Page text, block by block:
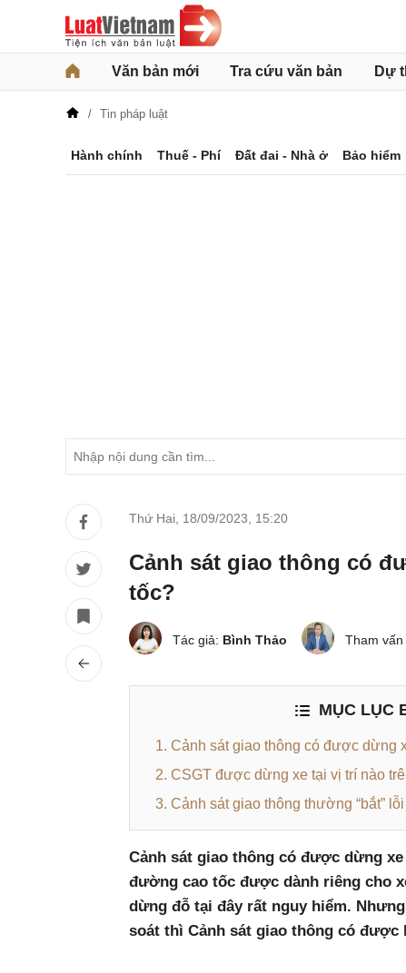
Văn bản mới Tra cứu văn bản Dự
Tin pháp luật
Hành chính Thuế - Phí Đất đai - Nhà ở Bảo hiểm
Thứ Hai, 18/09/2023 15:20
Cảnh sát giao thông có
tốc?
Tác giả: Bình Thảo Tham vấn
MỤC LỤC
1. Cảnh sát giao thông có được dừng
2. CSGT được dừng xe tại vị trí nào
3. Cảnh sát giao thông thường “bắt”
Cảnh sát giao thông có được dừng
đường cao tốc được dành riêng cho
dừng đỗ tại đây rất nguy hiểm.
soát thì Cảnh sát giao thông có được